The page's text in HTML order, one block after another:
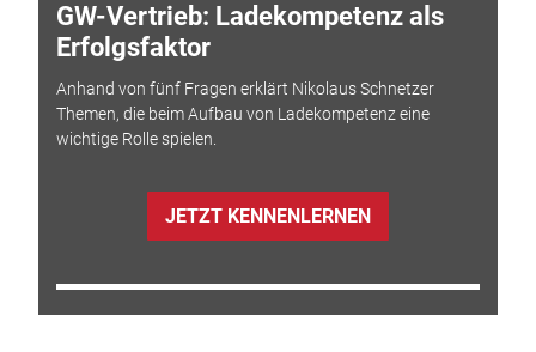
GW-Vertrieb: Ladekompetenz als
Erfolgsfaktor
Anhand von fünf Fragen erklärt Nikolaus Schnetzer
Themen, die beim Aufbau von Ladekompetenz eine
wichtige Rolle spielen.
JETZT KENNENLERNEN